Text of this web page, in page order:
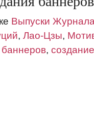
Выпуски
, Лао-Цзы,
,